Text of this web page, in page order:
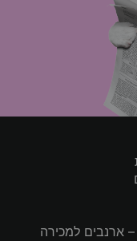
ארנבים למכירה